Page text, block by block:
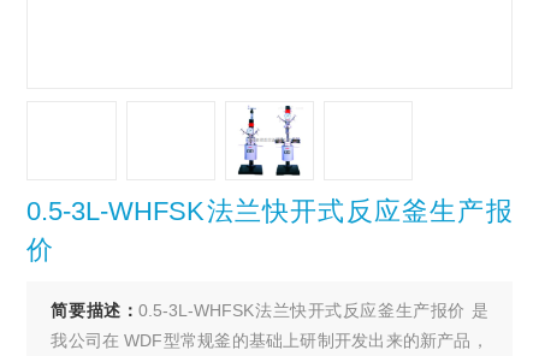
0.5-3L-WHFSK法兰快开式反应釜生产报
价
简要描述：0.5-3L-WHFSK法兰快开式反应釜生产报价 是
我公司在 WDF型常规釜的基础上研制开发出来的新产品，